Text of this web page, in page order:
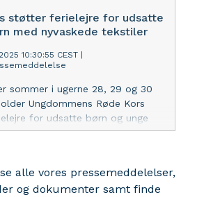
støtter ferielejre for udsatte
med nyvaskede tekstiler
10:30:55 CEST
sommer i ugerne 28, 29 og 30
Ungdommens Røde Kors
for udsatte børn og unge
hele Danmark, og igen i år
står engagerede frivillige klar til
deltagerne en uforglemmelig
alle vores pressemeddelelser,
og dokumenter samt finde